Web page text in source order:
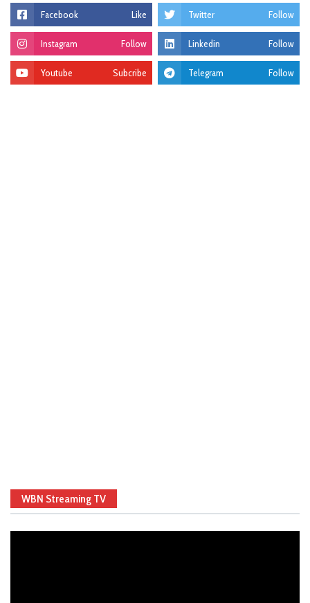
Facebook Like Twitter Follow
Instagram Follow Linkedin Follow
Youtube Subcribe Telegram Follow
WBN Streaming TV